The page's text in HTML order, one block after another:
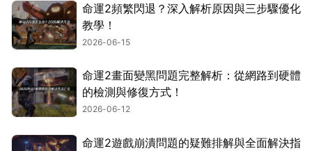
命運2頻繁閃退？深入解析原因與三步驟優化
教學！
2026-06-15
命運2畫面變黑問題完整解析：從網路到硬體
的檢測與修復方式！
2026-06-12
命運2遊戲崩潰問題的疑難排解與全面解決指